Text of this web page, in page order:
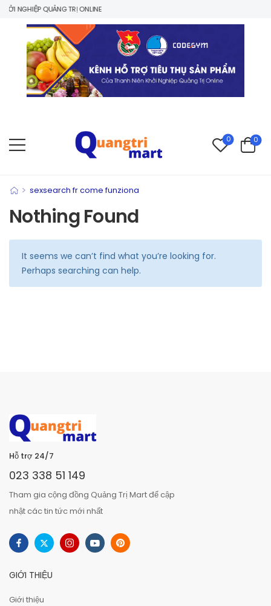
NGHIỆP QUẢNG TRỊ ONLINE
0 0
> sexsearch fr come funziona
Nothing Found
It seems we can’t find what you’re looking for.
Perhaps searching can help.
Hỗ trợ 24/7
023 338 51 149
Tham gia cộng đồng Quảng Trị Mart để cập
nhật các tin tức mới nhất
GIỚI THIỆU
Giới thiệu